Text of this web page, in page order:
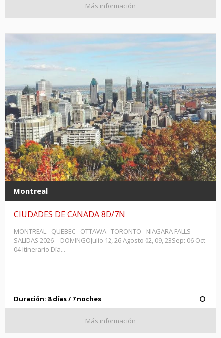
Más información
Montreal
CIUDADES DE CANADA 8D/7N
MONTREAL - QUEBEC - OTTAWA - TORONTO - NIAGARA FALLS
SALIDAS 2026 – DOMINGOJulio 12, 26 Agosto 02, 09, 23Sept 06 Oct
04 Itinerario Día...
Duración: 8 días / 7 noches
Más información